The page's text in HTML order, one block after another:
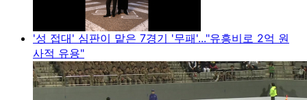
'성 접대' 심판이 맡은 7경기 '무패'..."유흥비로 2억 원
사적 유용"